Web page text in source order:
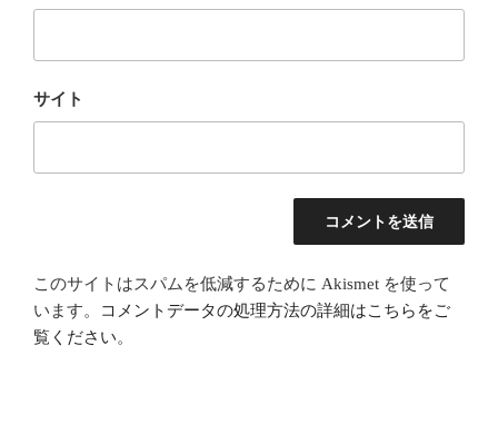
サイト
このサイトはスパムを低減するために Akismet を使って
います。
コメントデータの処理方法の詳細はこちらをご
覧ください。